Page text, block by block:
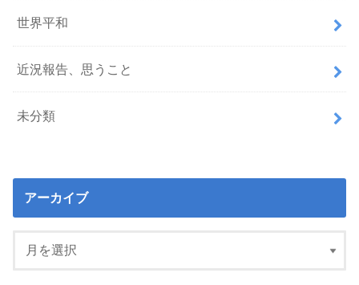
世界平和
近況報告、思うこと
未分類
アーカイブ